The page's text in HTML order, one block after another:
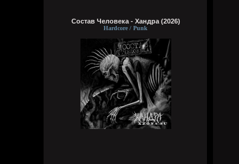
Состав Человека - Хандра (2026)
Hardcore / Punk